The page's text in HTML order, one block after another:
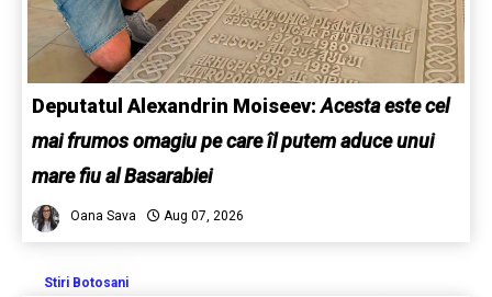
Deputatul Alexandrin Moiseev:Acesta este cel
mai frumos omagiu pe care îl putem aduce unui
mare fiu al Basarabiei
Oana Sava Aug 07, 2026
Stiri Botosani